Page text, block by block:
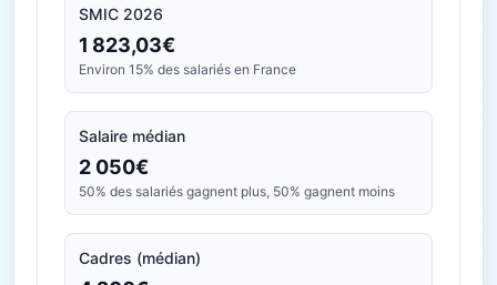
SMIC 2026
1 823,03€
Environ 15% des salariés en France
Salaire médian
2 050€
50% des salariés gagnent plus, 50% gagnent moins
Cadres (médian)